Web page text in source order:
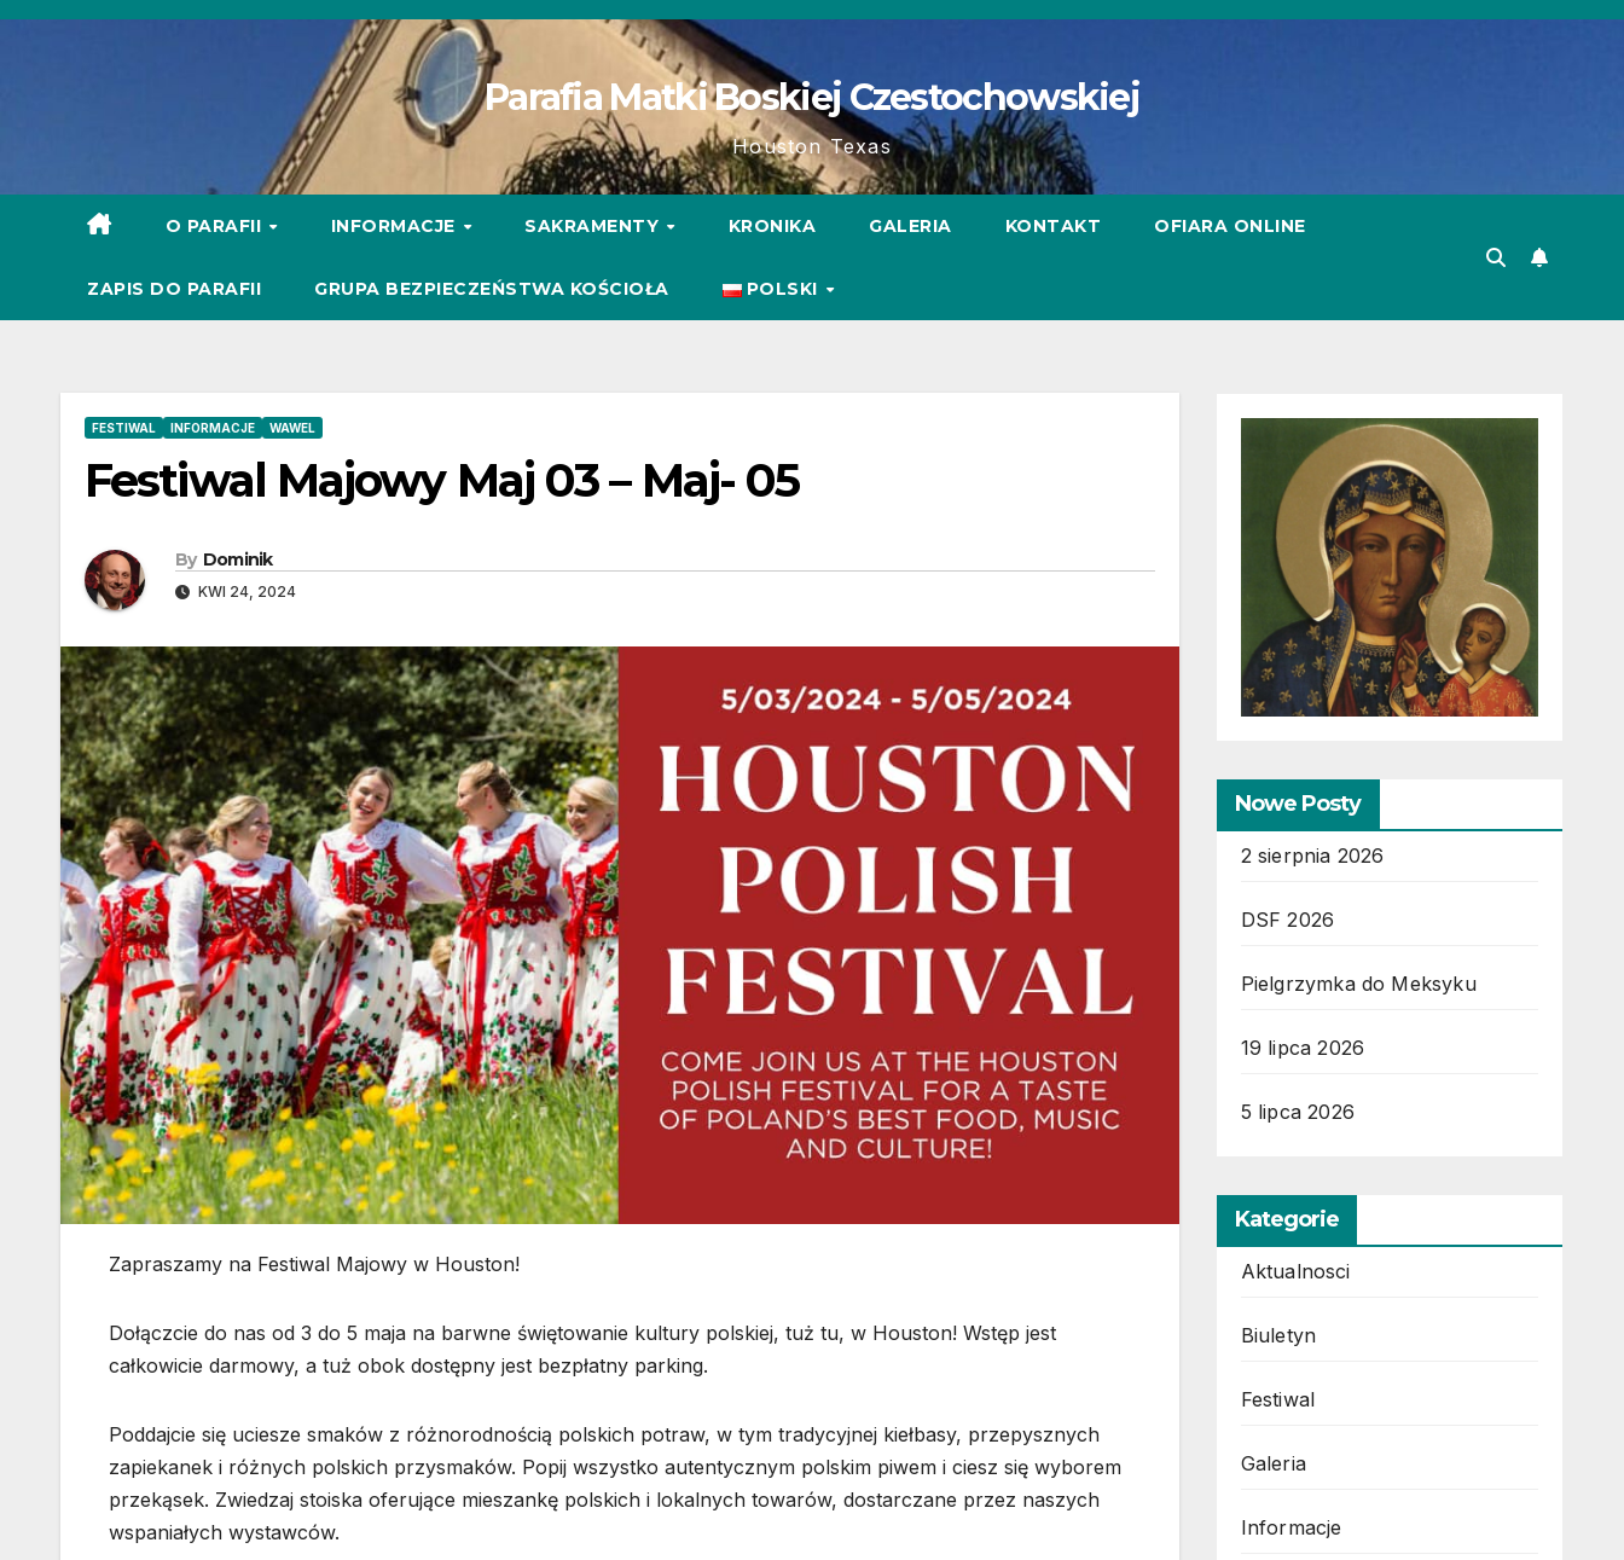
Skip
Parafia Matki Boskiej Czestochowskiej
Houston Texas
O PARAFII INFORMACJE SAKRAMENTY KRONIKA GALERIA KONTAKT OFIARA ONLINE
ZAPIS DO PARAFII GRUPA BEZPIECZEŃSTWA KOŚCIOŁA POLSKI
FESTIWAL INFORMACJE WAWEL
Festiwal Majowy Maj 03 – Maj- 05
By Dominik
KWI 24, 2024
Zapraszamy na Festiwal Majowy w Houston!
Dołączcie do nas od 3 do 5 maja na barwne świętowanie kultury polskiej, tuż tu, w Houston! Wstęp jest
całkowicie darmowy, a tuż obok dostępny jest bezpłatny parking.
Poddajcie się uciesze smaków z różnorodnością polskich potraw, w tym tradycyjnej kiełbasy, przepysznych
zapiekanek i różnych polskich przysmaków. Popij wszystko autentycznym polskim piwem i ciesz się wyborem
przekąsek. Zwiedzaj stoiska oferujące mieszankę polskich i lokalnych towarów, dostarczane przez naszych
wspaniałych wystawców.
Nowe Posty
2 sierpnia 2026
DSF 2026
Pielgrzymka do Meksyku
19 lipca 2026
5 lipca 2026
Kategorie
Aktualnosci
Biuletyn
Festiwal
Galeria
Informacje